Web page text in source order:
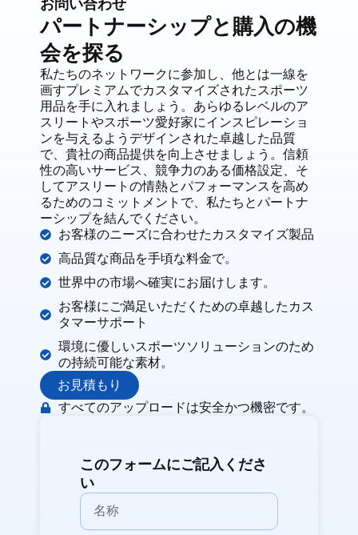
お問い合わせ
パートナーシップと購入の機
会を探る
私たちのネットワークに参加し、他とは一線を
画すプレミアムでカスタマイズされたスポーツ
用品を手に入れましょう。あらゆるレベルのア
スリートやスポーツ愛好家にインスピレーショ
ンを与えるようデザインされた卓越した品質
で、貴社の商品提供を向上させましょう。信頼
性の高いサービス、競争力のある価格設定、そ
してアスリートの情熱とパフォーマンスを高め
るためのコミットメントで、私たちとパートナ
ーシップを結んでください。
お客様のニーズに合わせたカスタマイズ製品
高品質な商品を手頃な料金で。
世界中の市場へ確実にお届けします。
お客様にご満足いただくための卓越したカス
タマーサポート
環境に優しいスポーツソリューションのため
の持続可能な素材。
お見積もり
すべてのアップロードは安全かつ機密です。
このフォームにご記入くださ
い